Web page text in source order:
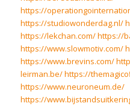
https://
https://studiowonderdag.nl/
https://lekchan.com/https://
https://www.slowmotiv.com/
https://www.brevins.com/
leirman.be/https://
https://www.neuroneum.de/
https://